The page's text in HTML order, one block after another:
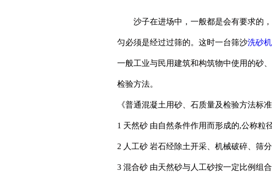
沙子在进场中，一般都是会有要求的，
匀必须是经过过筛的。这时一台筛沙洗砂机
一般工业与民用建筑和构筑物中使用的砂
检验方法。
《普通混凝土用砂、石质量及检验方法标准
1 天然砂 由自然条件作用而形成的,公称粒
2 人工砂 岩石经除土开采、机械破碎、筛
3 混合砂 由天然砂与人工砂按一定比例组